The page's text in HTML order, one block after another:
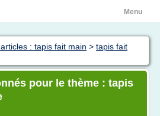
Menu
: tapis fait main > tapis fait
pour le thème : tapis